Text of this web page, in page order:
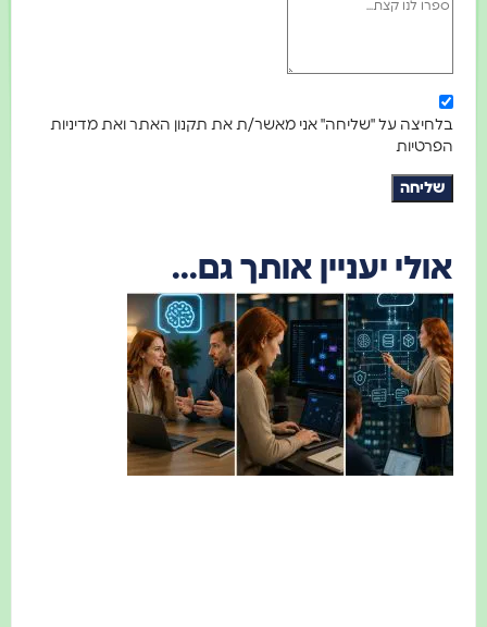
בלחיצה על "שליחה" אני מאשר/ת את תקנון האתר ואת מדיניות
הפרטיות
שליחה
אולי יעניין אותך גם...